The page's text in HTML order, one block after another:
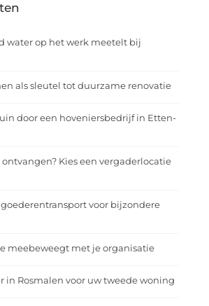
water op het werk meetelt bij
als sleutel tot duurzame renovatie
door een hoveniersbedrijf in Etten-
Kies een vergaderlocatie
voor bijzondere
meebeweegt met je organisatie
in Rosmalen voor uw tweede woning